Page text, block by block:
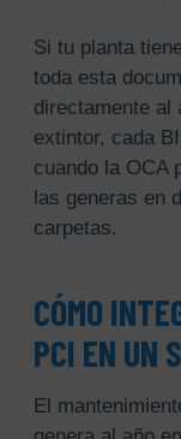
Si tu planta
toda esta
directamente al
extintor, cada
cuando la OCA
las generas en
carpetas.
CÓMO
PCI EN UN
El